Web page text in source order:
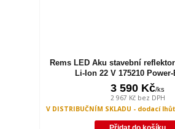
Rems LED Aku stavební
Li-Ion 22 V 175210
3 590 Kč/ks
2 967 Kč bez DPH
V DISTRIBUČNÍM SKLADU - dodací